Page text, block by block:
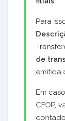
Para
de
emitida
Em
CFOP,